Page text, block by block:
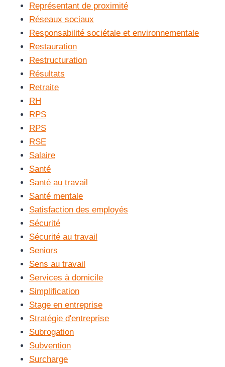
Représentant de proximité
Réseaux sociaux
Responsabilité sociétale et environnementale
Restauration
Restructuration
Résultats
Retraite
RH
RPS
RPS
RSE
Salaire
Santé
Santé au travail
Santé mentale
Satisfaction des employés
Sécurité
Sécurité au travail
Seniors
Sens au travail
Services à domicile
Simplification
Stage en entreprise
Stratégie d'entreprise
Subrogation
Subvention
Surcharge